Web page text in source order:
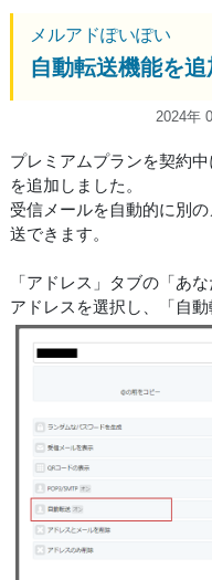
メルアドぽいぽい
自動転送機能を
2024年
プレミアムプランを契約
を追加しました。
受信メールを自動的に別
送できます。
「アドレス」タブの「あ
アドレスを選択し、「自